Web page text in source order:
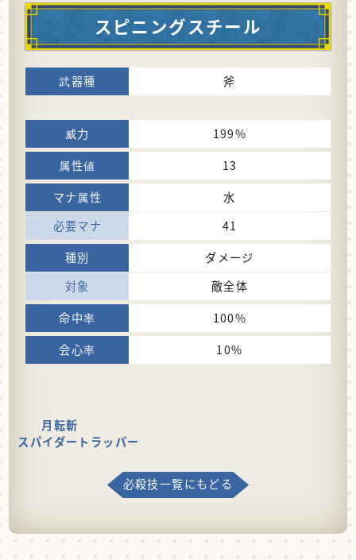
スピニングスチール
斧
199%
13
水
41
ダメージ
敵全体
100%
10%
月転斬
スパイダートラッパー
必殺技一覧にもどる